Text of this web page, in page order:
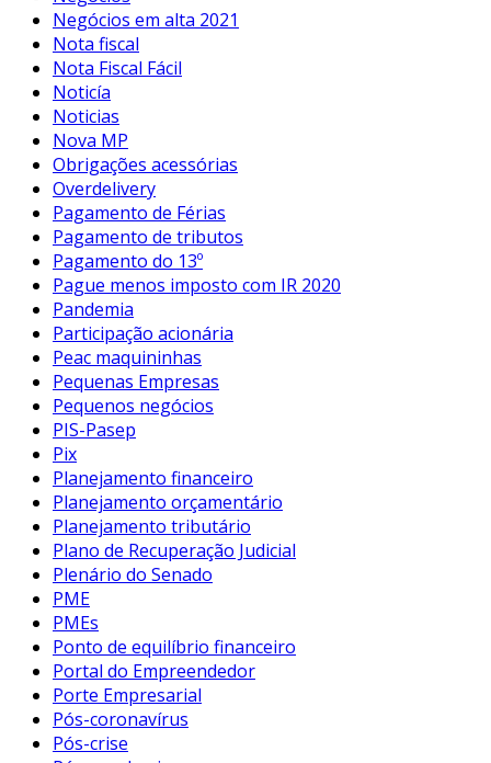
Negócios em alta 2021
Nota fiscal
Nota Fiscal Fácil
Noticía
Noticias
Nova MP
Obrigações acessórias
Overdelivery
Pagamento de Férias
Pagamento de tributos
Pagamento do 13º
Pague menos imposto com IR 2020
Pandemia
Participação acionária
Peac maquininhas
Pequenas Empresas
Pequenos negócios
PIS-Pasep
Pix
Planejamento financeiro
Planejamento orçamentário
Planejamento tributário
Plano de Recuperação Judicial
Plenário do Senado
PME
PMEs
Ponto de equilíbrio financeiro
Portal do Empreendedor
Porte Empresarial
Pós-coronavírus
Pós-crise